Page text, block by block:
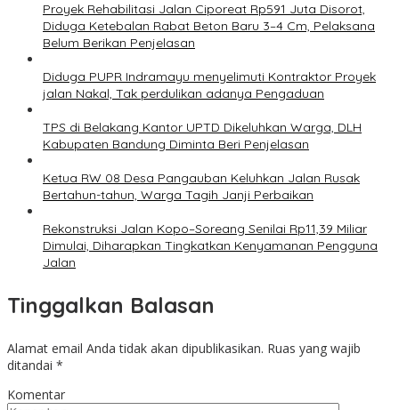
Proyek Rehabilitasi Jalan Ciporeat Rp591 Juta Disorot,
Diduga Ketebalan Rabat Beton Baru 3–4 Cm, Pelaksana
Belum Berikan Penjelasan
Diduga PUPR Indramayu menyelimuti Kontraktor Proyek
jalan Nakal, Tak perdulikan adanya Pengaduan
TPS di Belakang Kantor UPTD Dikeluhkan Warga, DLH
Kabupaten Bandung Diminta Beri Penjelasan
Ketua RW 08 Desa Pangauban Keluhkan Jalan Rusak
Bertahun-tahun, Warga Tagih Janji Perbaikan
Rekonstruksi Jalan Kopo–Soreang Senilai Rp11,39 Miliar
Dimulai, Diharapkan Tingkatkan Kenyamanan Pengguna
Jalan
Tinggalkan Balasan
Alamat email Anda tidak akan dipublikasikan. Ruas yang wajib
ditandai *
Komentar